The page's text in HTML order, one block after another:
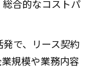
合的なコストパ
で、リース契約
規模や業務内容